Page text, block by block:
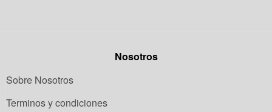
Nosotros
Sobre Nosotros
Terminos y condiciones